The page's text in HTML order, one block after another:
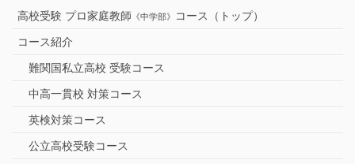
高校受験 プロ家庭教師 《中学部》 コース（トップ）
コース紹介
難関国私立高校 受験コース
中高一貫校 対策コース
英検対策コース
公立高校受験コース